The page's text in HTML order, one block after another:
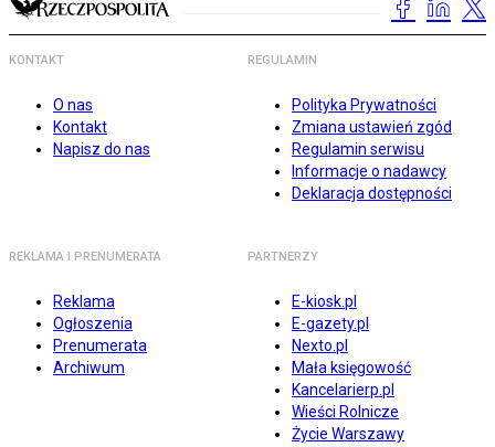
KONTAKT
O nas
Kontakt
Napisz do nas
REGULAMIN
Polityka Prywatności
Zmiana ustawień zgód
Regulamin serwisu
Informacje o nadawcy
Deklaracja dostępności
REKLAMA I PRENUMERATA
Reklama
Ogłoszenia
Prenumerata
Archiwum
PARTNERZY
E-kiosk.pl
E-gazety.pl
Nexto.pl
Mała księgowość
Kancelarierp.pl
Wieści Rolnicze
Życie Warszawy